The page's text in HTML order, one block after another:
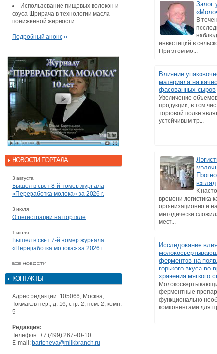
Использование пищевых волокон и
соуса Шрирача в технологии масла
пониженной жирности
Подробный анонс
НОВОСТИ ПОРТАЛА
3 августа
Вышел в свет 8-й номер журнала
«Переработка молока» за 2026 г.
3 июля
О регистрации на портале
1 июля
Вышел в свет 7-й номер журнала
«Переработка молока» за 2026 г.
КОНТАКТЫ
Адрес редакции: 105066, Москва,
Токмаков пер., д. 16, стр. 2, пом. 2, комн.
5
Редакция:
Телефон: +7 (499) 267-40-10
E-mail: barteneva@milkbranch.ru
Залог
В
инвестиций в
При этом мо...
Влияние
материала на
фасованных сыров
Увеличение
продукции, в том
торговой полке
устойчивым тр...
взгляд
К
времени логистика
организационно и
методически
мест...
Исследование
ферментов на
горького вкуса во
хранения мягкого
ферментные
функционально
компонентами для